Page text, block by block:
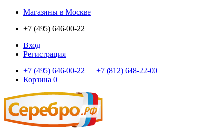
Магазины в Москве
+7 (495) 646-00-22
Вход
Регистрация
+7 (495) 646-00-22
+7 (812) 648-22-00
Корзина 0